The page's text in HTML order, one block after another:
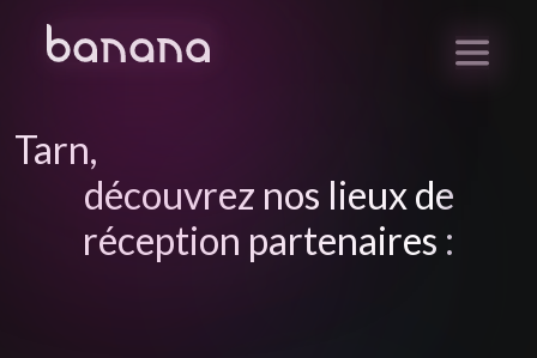
Tarn,
découvrez nos lieux de
réception partenaires :